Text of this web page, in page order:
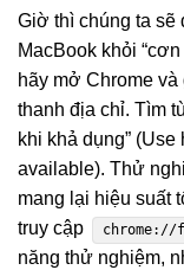
Giờ thì chúng ta sẽ
MacBook khỏi
hãy mở Chrome và
thanh địa chỉ. Tìm
khi khả dụng”
available). Thử
mang lại hiệu suất
truy cập
chrome://
năng thử nghiệm,